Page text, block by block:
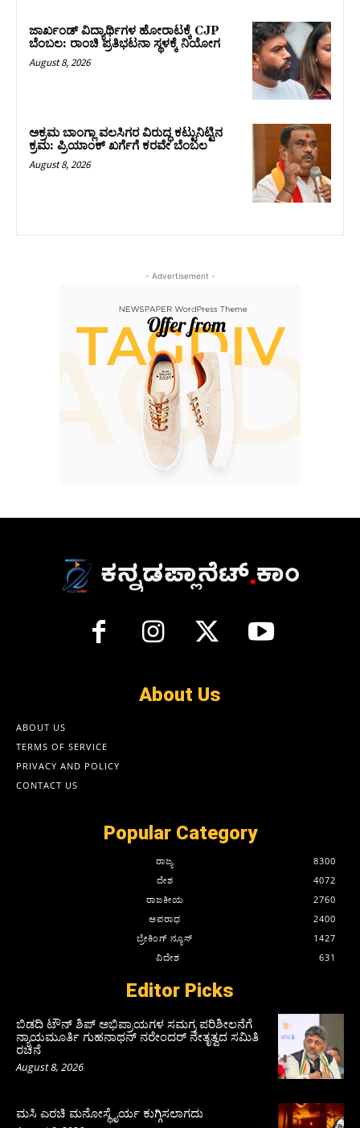
ಜಾರ್ಖಂಡ್‌ ವಿದ್ಯಾರ್ಥಿಗಳ ಹೋರಾಟಕ್ಕೆ CJP
ಬೆಂಬಲ: ರಾಂಚಿ ಪ್ರತಿಭಟನಾ ಸ್ಥಳಕ್ಕೆ ನಿಯೋಗ
August 8, 2026
ಅಕ್ರಮ ಬಾಂಗ್ಲಾ ವಲಸಿಗರ ವಿರುದ್ಧ ಕಟ್ಟುನಿಟ್ಟಿನ
ಕ್ರಮ: ಪ್ರಿಯಾಂಕ್ ಖರ್ಗೆಗೆ ಕರವೇ ಬೆಂಬಲ
August 8, 2026
- Advertisement -
About Us
ABOUT US
TERMS OF SERVICE
PRIVACY AND POLICY
CONTACT US
Popular Category
ರಾಜ್ಯ
8300
ದೇಶ
4072
ರಾಜಕೀಯ
2760
ಅಪರಾಧ
2400
ಬ್ರೇಕಿಂಗ್ ನ್ಯೂಸ್
1427
ವಿದೇಶ
631
Editor Picks
ಬಿಡದಿ ಟೌನ್ ಶಿಪ್ ಅಭಿಪ್ರಾಯಗಳ ಸಮಗ್ರ ಪರಿಶೀಲನೆಗೆ
ನ್ಯಾಯಮೂರ್ತಿ ಗುಹನಾಥನ್ ನರೇಂದರ್ ನೇತೃತ್ವದ ಸಮಿತಿ
ರಚನೆ
August 8, 2026
ಮಸಿ ಎರಚಿ ಮನೋಸ್ಥೈರ್ಯ ಕುಗ್ಗಿಸಲಾಗದು